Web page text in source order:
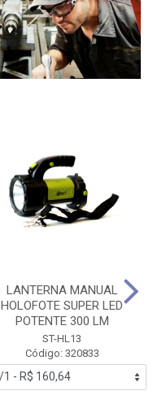
LANTERNA MANUAL
HOLOFOTE SUPER LED
POTENTE 300 LM
ST-HL13
Código: 320833